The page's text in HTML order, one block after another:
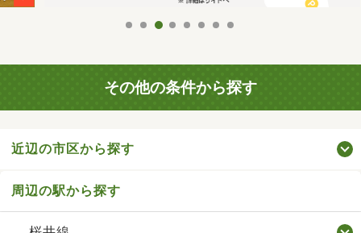
その他の条件から探す
近辺の市区から探す
周辺の駅から探す